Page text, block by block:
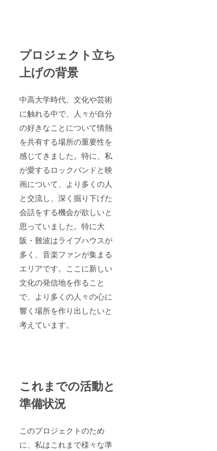
プロジェクト立ち
上げの背景
中高大学時代、文化や芸術
に触れる中で、人々が自分
の好きなことについて情熱
を共有する場所の重要性を
感じてきました。特に、私
が愛するロックバンドと映
画について、より多くの人
と交流し、深く掘り下げた
会話をする機会が欲しいと
思っていました。特に大
阪・難波はライブハウスが
多く、音楽ファンが集まる
エリアです。ここに新しい
文化の発信地を作ること
で、より多くの人々の心に
響く場所を作り出したいと
考えています。
これまでの活動と
準備状況
このプロジェクトのため
に、私はこれまで様々な準